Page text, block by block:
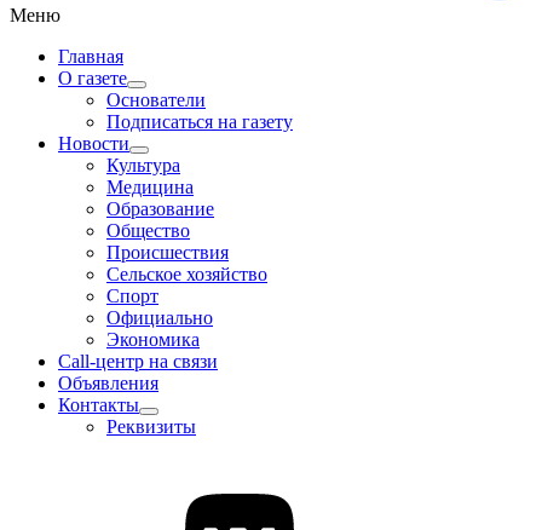
Меню
Главная
О газете
Основатели
Подписаться на газету
Новости
Культура
Медицина
Образование
Общество
Происшествия
Сельское хозяйство
Спорт
Официально
Экономика
Call-центр на связи
Объявления
Контакты
Реквизиты